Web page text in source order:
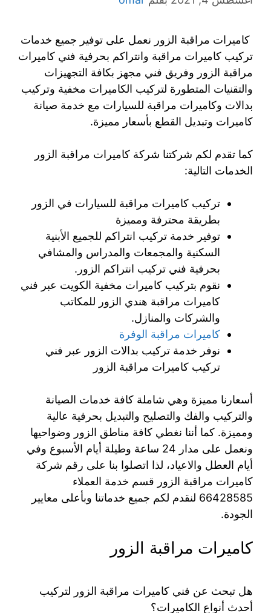
كاميرات مراقبة الزور نعمل على توفير جميع خدمات
تركيب كاميرات مراقبة وانتراكم بحرفية فني كاميرات
مراقبة الزور وفريق فني مجهز بكافة التجهيزات
والتقنيات المتطورة لتركيب الكاميرات مخفية وتركيب
بدالات وكاميرات مراقبة للسيارات مع خدمة صيانة
كاميرات وتبديل القطع بأسعار مميزة.
كما تقدم لكم شركتنا شركة كاميرات مراقبة الزور
الخدمات التالية:
تركيب كاميرات مراقبة للسيارات في الزور
بطريقة محترفة ومميزة
توفير خدمة تركيب انتراكم للجميع الأبنية
السكنية والمجمعات والمدراس والمشافي
بحرفية فني تركيب انتراكم الزور.
نقوم بتركيب كاميرات مخفية الكويت عبر فني
كاميرات مراقبة هندي الزور للمكاتب
والشركات والمنازل.
كاميرات مراقبة الوفرة
نوفر خدمة تركيب بدالات الزور عبر فني
تركيب كاميرات مراقبة الزور
أسعارنا مميزة وهي شاملة كافة خدمات الصيانة
والتركيب والفك والتصليح والتبديل بحرفية عالية
ومميزة. كما أننا نغطي كافة مناطق الزور وضواحيها
ونعمل على مدار 24 ساعة وطيلة أيام الأسبوع وفي
أيام العطل والاعياد، لذا اتصلوا بنا على رقم شركة
كاميرات مراقبة الزور قسم خدمة العملاء
66428585 لنقدم لكم جميع خدماتنا وبأعلى معايير
الجودة.
كاميرات مراقبة الزور
هل تبحث عن فني كاميرات مراقبة الزور لتركيب
أحدث أنواع الكاميرات؟